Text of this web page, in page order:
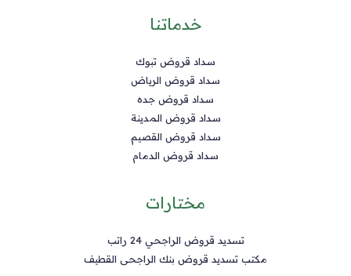
خدماتنا
سداد قروض تبوك
سداد قروض الرياض
سداد قروض جده
سداد قروض المدينة
سداد قروض القصيم
سداد قروض الدمام
مختارات
تسديد قروض الراجحي 24 راتب
مكتب تسديد قروض بنك الراجحى القطيف